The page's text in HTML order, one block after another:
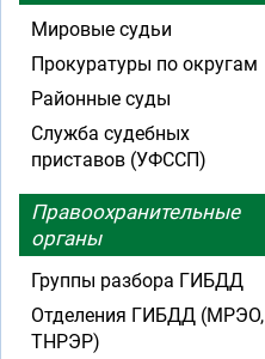
Мировые судьи
Прокуратуры по округам
Районные суды
Служба судебных
приставов (УФССП)
Правоохранительные
органы
Группы разбора ГИБДД
Отделения ГИБДД (МРЭО,
ТНРЭР)